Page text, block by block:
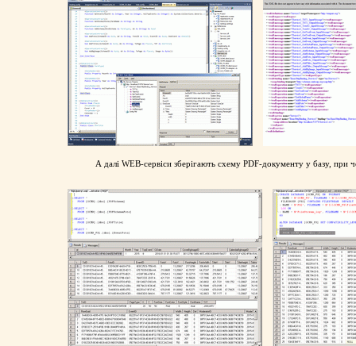
А далі WEB-сервіси зберігають схему PDF-документу у базу, при